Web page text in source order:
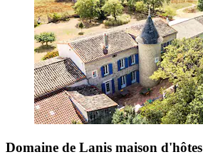
Domaine de Lanis maison d'hôtes